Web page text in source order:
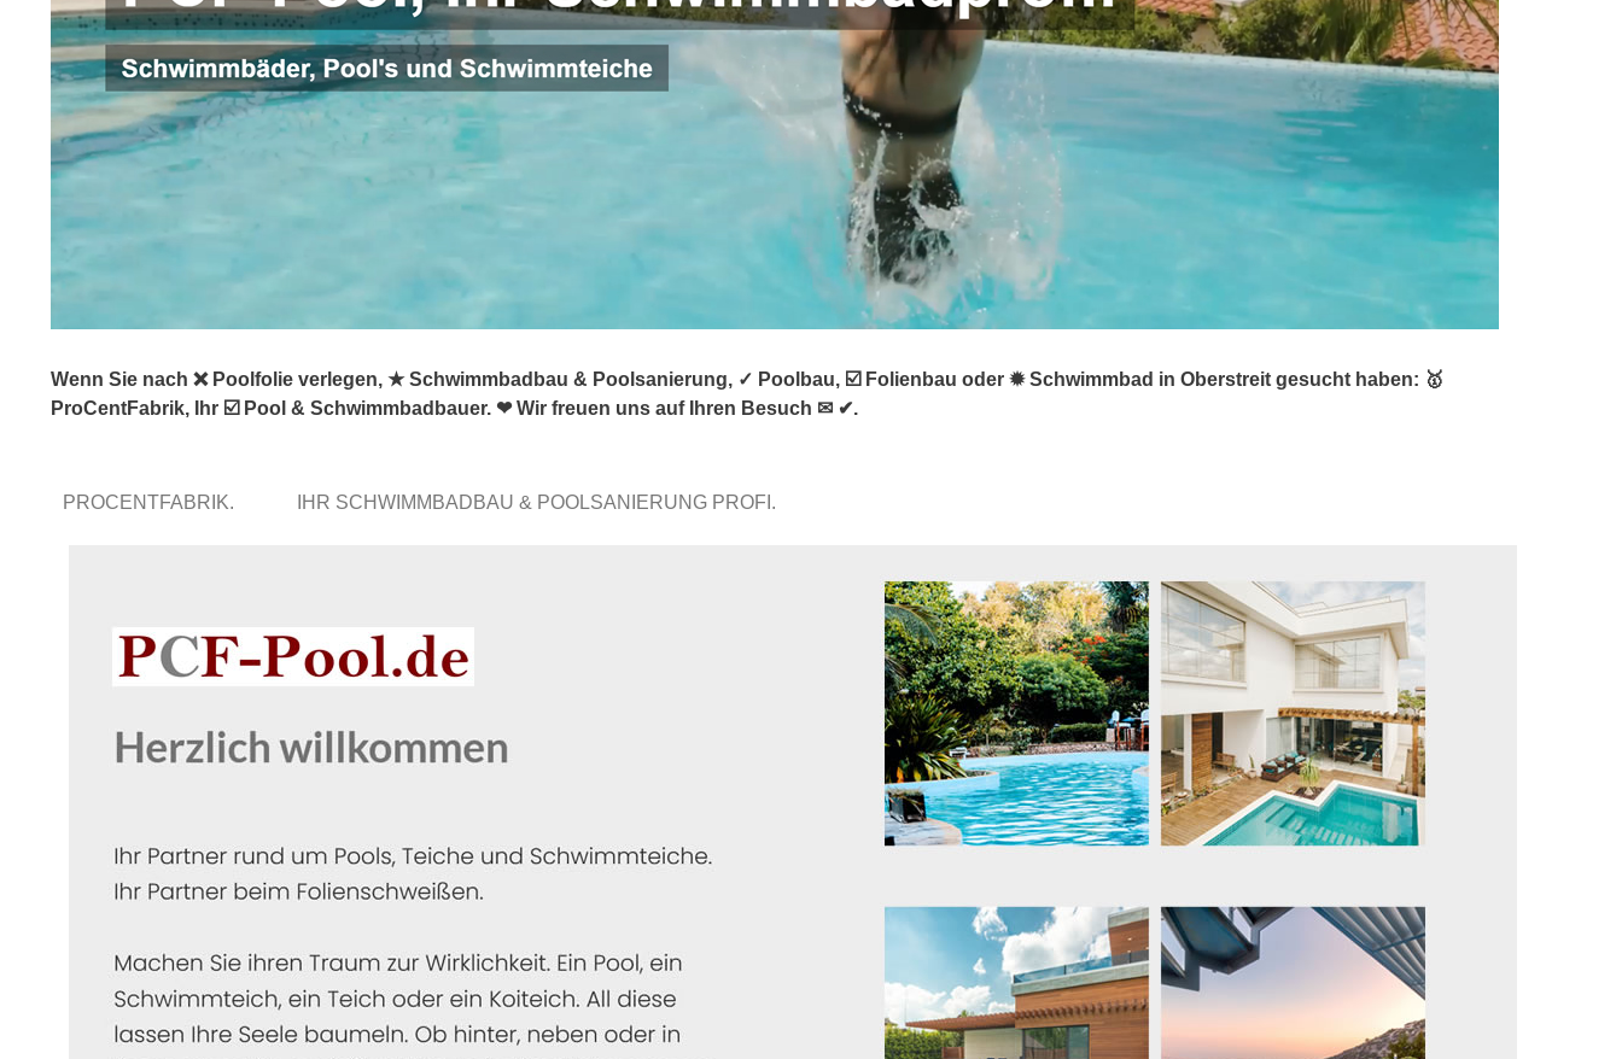
Wenn Sie nach ❌ Poolfolie verlegen, ★ Schwimmbadbau & Poolsanierung, ✓ Poolbau, ☑️ Folienbau oder ✹ Schwimmbad in Oberstreit gesucht haben: 🥇
ProCentFabrik, Ihr ☑️ Pool & Schwimmbadbauer. ❤ Wir freuen uns auf Ihren Besuch ✉ ✔.
PROCENTFABRIK. IHR SCHWIMMBADBAU & POOLSANIERUNG PROFI.